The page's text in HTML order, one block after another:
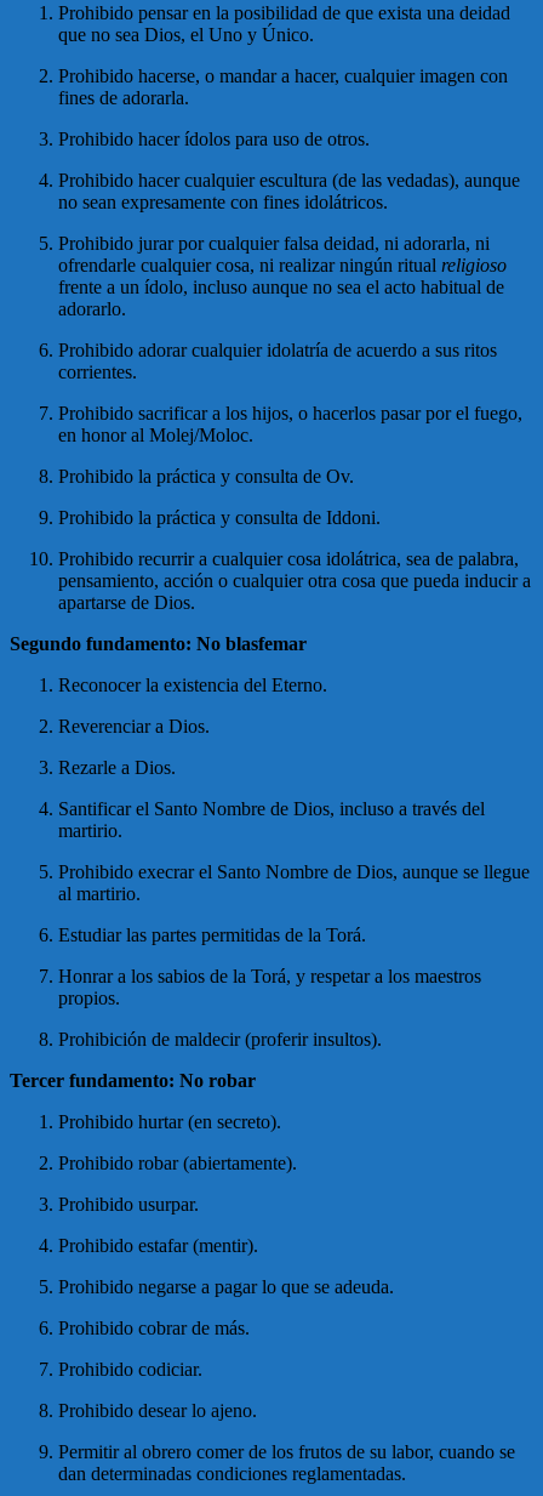
Prohibido pensar en la posibilidad de que exista una deidad
que no sea Dios, el Uno y Único.
Prohibido hacerse, o mandar a hacer, cualquier imagen con
fines de adorarla.
Prohibido hacer ídolos para uso de otros.
Prohibido hacer cualquier escultura (de las vedadas), aunque
no sean expresamente con fines idolátricos.
Prohibido jurar por cualquier falsa deidad, ni adorarla, ni
ofrendarle cualquier cosa, ni realizar ningún ritual religioso
frente a un ídolo, incluso aunque no sea el acto habitual de
adorarlo.
Prohibido adorar cualquier idolatría de acuerdo a sus ritos
corrientes.
Prohibido sacrificar a los hijos, o hacerlos pasar por el fuego,
en honor al Molej/Moloc.
Prohibido la práctica y consulta de Ov.
Prohibido la práctica y consulta de Iddoni.
Prohibido recurrir a cualquier cosa idolátrica, sea de palabra,
pensamiento, acción o cualquier otra cosa que pueda inducir a
apartarse de Dios.
Segundo fundamento: No blasfemar
Reconocer la existencia del Eterno.
Reverenciar a Dios.
Rezarle a Dios.
Santificar el Santo Nombre de Dios, incluso a través del
martirio.
Prohibido execrar el Santo Nombre de Dios, aunque se llegue
al martirio.
Estudiar las partes permitidas de la Torá.
Honrar a los sabios de la Torá, y respetar a los maestros
propios.
Prohibición de maldecir (proferir insultos).
Tercer fundamento: No robar
Prohibido hurtar (en secreto).
Prohibido robar (abiertamente).
Prohibido usurpar.
Prohibido estafar (mentir).
Prohibido negarse a pagar lo que se adeuda.
Prohibido cobrar de más.
Prohibido codiciar.
Prohibido desear lo ajeno.
Permitir al obrero comer de los frutos de su labor, cuando se
dan determinadas condiciones reglamentadas.